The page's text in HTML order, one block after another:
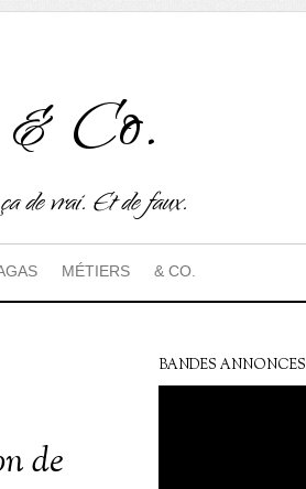
Co.
de vrai. Et de faux.
MÉTIERS & CO.
de
BANDES ANNONCES